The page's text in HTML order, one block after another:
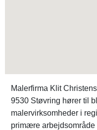
Malerfirma Klit
9530 Støvring hører til
malervirksomheder i
primære arbejdsområde